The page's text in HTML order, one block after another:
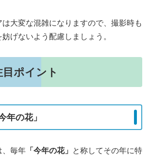
大変な混雑になりますので、撮影時も
げないよう配慮しましょう。
ポイント
年の花」
、毎年 「今年の花」 と称してその年に特